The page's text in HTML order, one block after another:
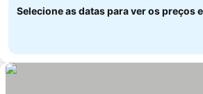
Selecione as datas para ver os preços